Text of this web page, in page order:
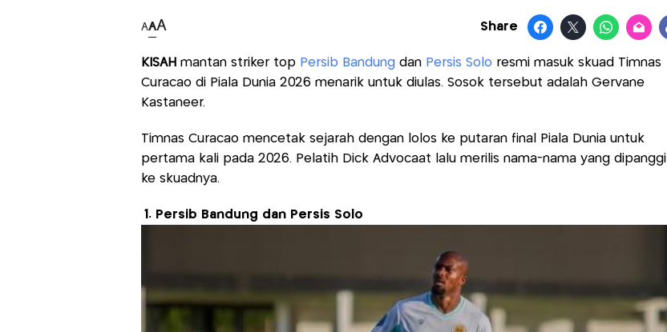
AAA Share
KISAH mantan striker top Persib Bandung dan Persis Solo resmi masuk skuad Timnas
Curacao di Piala Dunia 2026 menarik untuk diulas. Sosok tersebut adalah Gervane
Kastaneer.
Timnas Curacao mencetak sejarah dengan lolos ke putaran final Piala Dunia untuk
pertama kali pada 2026. Pelatih Dick Advocaat lalu merilis nama-nama yang dipanggil
ke skuadnya.
1. Persib Bandung dan Persis Solo